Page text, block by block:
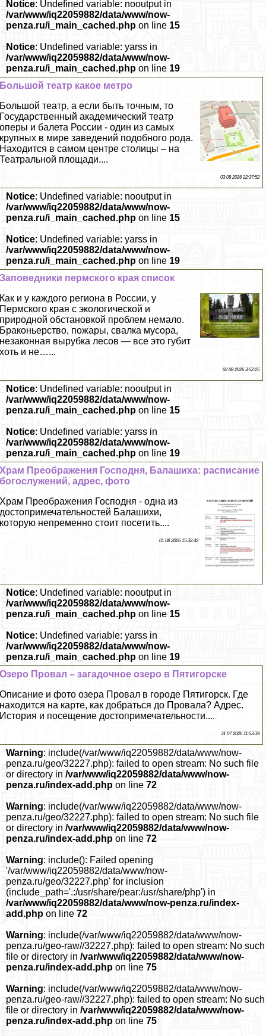
Notice: Undefined variable: nooutput in
/var/www/iq22059882/data/www/now-
penza.ru/i_main_cached.php on line 15
Notice: Undefined variable: yarss in
/var/www/iq22059882/data/www/now-
penza.ru/i_main_cached.php on line 19
Большой театр какое метро
Большой театр, а если быть точным, то
Государственный академический театр
оперы и балета России - один из самых
крупных в мире заведений подобного рода.
Находится в самом центре столицы – на
Театральной площади....
03 08 2026 22:37:52
Notice: Undefined variable: nooutput in
/var/www/iq22059882/data/www/now-
penza.ru/i_main_cached.php on line 15
Notice: Undefined variable: yarss in
/var/www/iq22059882/data/www/now-
penza.ru/i_main_cached.php on line 19
Заповедники пермского края список
Как и у каждого региона в России, у
Пермского края с экологической и
природной обстановкой проблем немало.
Бpaконьерство, пожары, свалка мусора,
незаконная вырубка лесов — все это губит
хоть и не…...
02 08 2026 3:52:25
Notice: Undefined variable: nooutput in
/var/www/iq22059882/data/www/now-
penza.ru/i_main_cached.php on line 15
Notice: Undefined variable: yarss in
/var/www/iq22059882/data/www/now-
penza.ru/i_main_cached.php on line 19
Храм Преображения Господня, Балашиха: расписание
богослужений, адрес, фото
Храм Преображения Господня - одна из
достопримечательностей Балашихи,
которую непременно стоит посетить....
01 08 2026 15:32:42
Notice: Undefined variable: nooutput in
/var/www/iq22059882/data/www/now-
penza.ru/i_main_cached.php on line 15
Notice: Undefined variable: yarss in
/var/www/iq22059882/data/www/now-
penza.ru/i_main_cached.php on line 19
Озеро Провал – загадочное озеро в Пятигорске
Описание и фото озера Провал в городе Пятигорск. Где
находится на карте, как добраться до Провала? Адрес.
История и посещение достопримечательности....
31 07 2026 11:53:39
Warning: include(/var/www/iq22059882/data/www/now-
penza.ru/geo/32227.php): failed to open stream: No such file
or directory in /var/www/iq22059882/data/www/now-
penza.ru/index-add.php on line 72
Warning: include(/var/www/iq22059882/data/www/now-
penza.ru/geo/32227.php): failed to open stream: No such file
or directory in /var/www/iq22059882/data/www/now-
penza.ru/index-add.php on line 72
Warning: include(): Failed opening
'/var/www/iq22059882/data/www/now-
penza.ru/geo/32227.php' for inclusion
(include_path='.:/usr/share/pear:/usr/share/php') in
/var/www/iq22059882/data/www/now-penza.ru/index-
add.php on line 72
Warning: include(/var/www/iq22059882/data/www/now-
penza.ru/geo-raw//32227.php): failed to open stream: No such
file or directory in /var/www/iq22059882/data/www/now-
penza.ru/index-add.php on line 75
Warning: include(/var/www/iq22059882/data/www/now-
penza.ru/geo-raw//32227.php): failed to open stream: No such
file or directory in /var/www/iq22059882/data/www/now-
penza.ru/index-add.php on line 75